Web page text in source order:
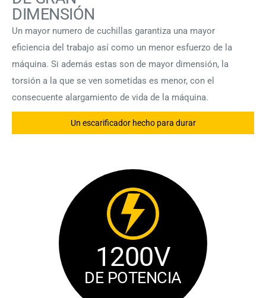
DIMENSIÓN
Un mayor numero de cuchillas garantiza una mayor
eficiencia del trabajo así como un menor esfuerzo de la
máquina. Si además estas son de mayor dimensión, la
torsión a la que se ven sometidas es menor, con el
consecuente alargamiento de vida de la máquina.
Un escarificador hecho para durar
1200V
DE POTENCIA